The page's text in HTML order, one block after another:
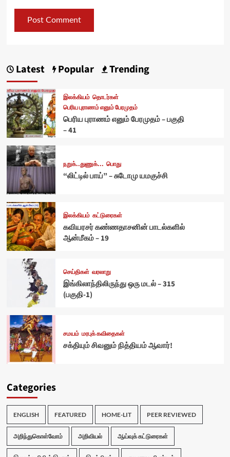
Latest Popular Trending
இலக்கியம் தொடர்கள்
பெரிய புராணம் எனும் பேரமுதம்
பெரிய புராணம் எனும் பேரமுதம் – பகுதி
– 41
நறுக்..துணுக்... பொது
“லிட்டில் பாய்” – சுடோமு யமகுச்சி
இலக்கியம் கட்டுரைகள்
கவியரசர் கண்ணதாசனின் பாடல்களில்
ஆன்மீகம் – 19
செய்திகள் வரலாறு
இங்கிலாந்திலிருந்து ஒரு மடல் – 315
(பகுதி-1)
சமயம் மரபுக் கவிதைகள்
சக்தியும் சிவனும் நித்தியம் ஆவார்!
Categories
ENGLISH FEATURED HOME-LIT PEER REVIEWED
அறிந்துகொள்வோம் அறிவியல் ஆய்வுக் கட்டுரைகள்